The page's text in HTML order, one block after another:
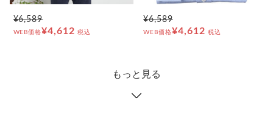
¥6,589
WEB価格¥4,612 税込
¥6,589
WEB価格¥4,612 税込
もっと見る